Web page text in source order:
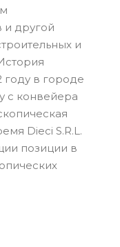
и другой
и
году в городе
с конвейера
Dieci S.R.L.
позиции в